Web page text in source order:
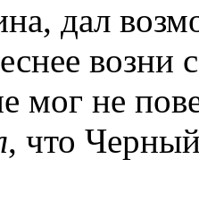
дал
мог не
, что